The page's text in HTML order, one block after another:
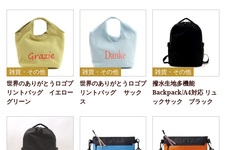
雑貨・その他
世界のありがとうロゴプ
リントバッグ イエロー
グリーン
雑貨・その他
世界のありがとうロゴプ
リントバッグ サック
ス
雑貨・その他
撥水生地多機能
Backpack/A4対応 リュ
ックサック ブラック